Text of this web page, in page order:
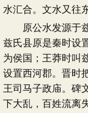
水汇合。文水又往
原公水发源于兹
兹氏县原是秦时设
为侯国；王莽时叫
设置西河郡。晋时
王司马子政庙。碑
下大乱，百姓流离